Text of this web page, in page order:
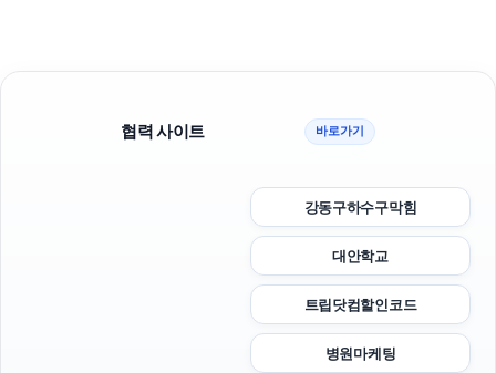
협력 사이트 바로가기
강동구하수구막힘
대안학교
트립닷컴할인코드
병원마케팅